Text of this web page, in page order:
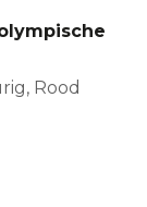
Rood